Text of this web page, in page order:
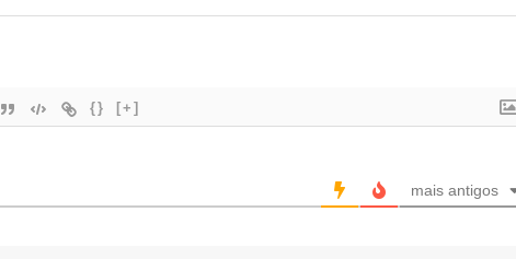
{} [+]
mais antigos